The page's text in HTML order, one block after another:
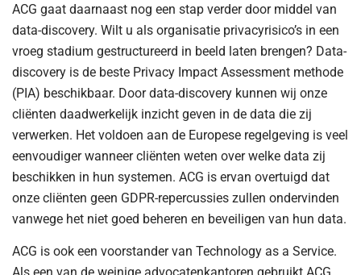
ACG gaat daarnaast nog een stap verder door middel van
data-discovery. Wilt u als organisatie privacyrisico’s in een
vroeg stadium gestructureerd in beeld laten brengen? Data-
discovery is de beste Privacy Impact Assessment methode
(PIA) beschikbaar. Door data-discovery kunnen wij onze
cliënten daadwerkelijk inzicht geven in de data die zij
verwerken. Het voldoen aan de Europese regelgeving is veel
eenvoudiger wanneer cliënten weten over welke data zij
beschikken in hun systemen. ACG is ervan overtuigd dat
onze cliënten geen GDPR-repercussies zullen ondervinden
vanwege het niet goed beheren en beveiligen van hun data.
ACG is ook een voorstander van Technology as a Service.